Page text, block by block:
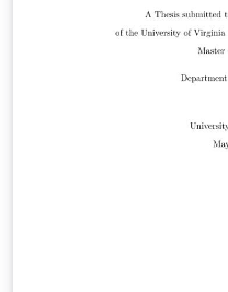
Add your references to
called References.bib